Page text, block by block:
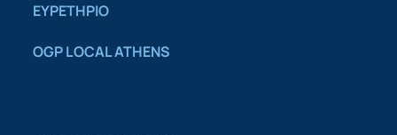
ΕΥΡΕΤΗΡΙΟ
OGP LOCAL ATHENS